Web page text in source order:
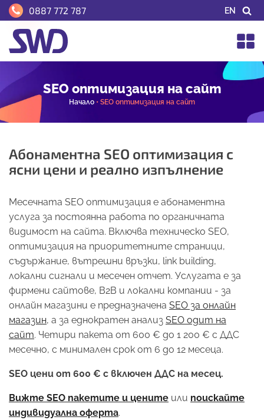
0887 772 787 EN
SEO оптимизация на сайт
Начало • SEO оптимизация на сайт
Абонаментна SEO оптимизация с
ясни цени и реално изпълнение
Месечната SEO оптимизация е абонаментна
услуга за постоянна работа по органичната
видимост на сайта. Включва техническо SEO,
оптимизация на приоритетните страници,
съдържание, вътрешни връзки, link building,
локални сигнали и месечен отчет. Услугата е за
фирмени сайтове, B2B и локални компании - за
онлайн магазини е предназначена SEO за онлайн
магазин, а за еднократен анализ SEO одит на
сайт. Четири пакета от 600 € до 1 200 € с ДДС
месечно, с минимален срок от 6 до 12 месеца.
SEO цени от 600 € с включен ДДС на месец.
Вижте SEO пакетите и цените или поискайте
индивидуална оферта.